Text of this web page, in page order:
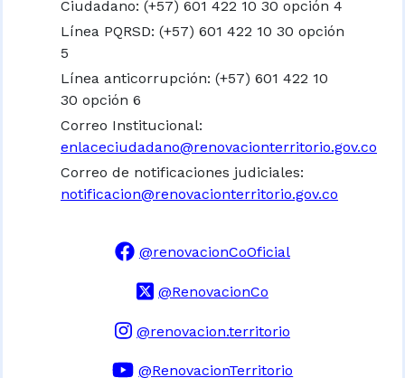
Ciudadano: (+57) 601 422 10 30 opción 4
Línea PQRSD: (+57) 601 422 10 30 opción
5
Línea anticorrupción: (+57) 601 422 10
30 opción 6
Correo Institucional:
enlaceciudadano@renovacionterritorio.gov.co
Correo de notificaciones judiciales:
notificacion@renovacionterritorio.gov.co
@renovacionCoOficial
@RenovacionCo
@renovacion.territorio
@RenovacionTerritorio